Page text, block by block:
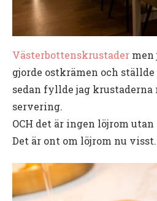
Västerbottenskrustader men
gjorde ostkrämen och
sedan fyllde jag krustaderna
servering.
OCH det är ingen löjrom
Det är ont om löjrom nu visst.